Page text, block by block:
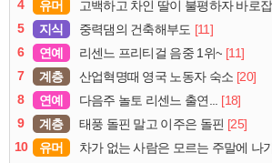
4
유머 고백하고 차인 딸이 불평하자 바로
5
지식 중력댐의 건축해부도 [11]
6
연예 리센느 프리티걸 음중 1위~ [11]
7
계층 산업혁명때 영국 노동자 숙소 [20]
8
연예 다음주 놀토 리센느 출연... [18]
9
계층 태풍 돌핀 말고 이주은 돌핀 [25]
10
유머 차가 없는 사람은 모르는 주말에 나